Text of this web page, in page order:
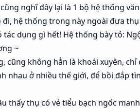
nghĩ đây lại là 1 bộ hệ thống
đi, hệ thống trong này ngoài đưa
dụng gì hết! Hệ thống bày tỏ:
~
cũng không hẳn là khoái xuyên,
nhau ở nhiều thế giới, để bồi đắp
thấy thụ có vẻ tiểu bạch ngốc